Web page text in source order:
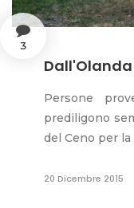
3
Persone
prediligono
del Ceno per la
20 Dicembre 2015